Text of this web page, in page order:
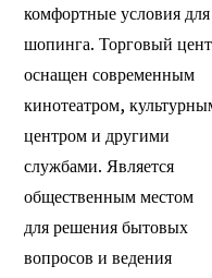
комфортные условия для
шопинга. Торговый
оснащен современным
кинотеатром,
центром и другими
службами. Является
общественным местом
для решения бытовых
вопросов и ведения